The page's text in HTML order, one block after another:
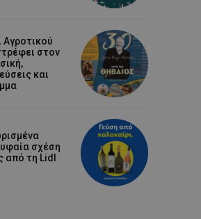
στον
και
σχέση
από τη Lidl